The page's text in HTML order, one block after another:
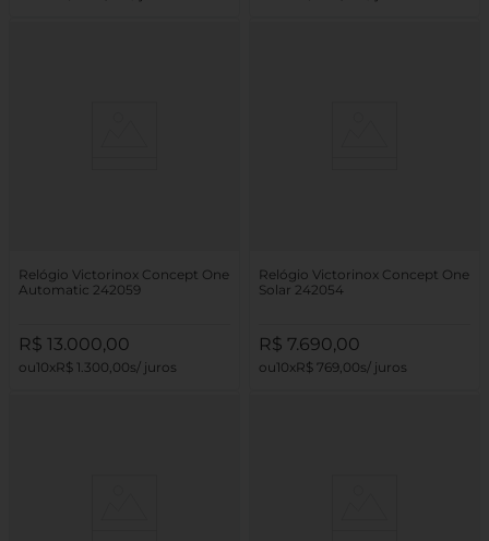
Relógio Victorinox Concept One
Automatic 242059
R$ 13.000,00
10 R$ 1 300 00
Relógio Victorinox Concept One
Solar 242054
R$ 7.690,00
10 R$ 769 00